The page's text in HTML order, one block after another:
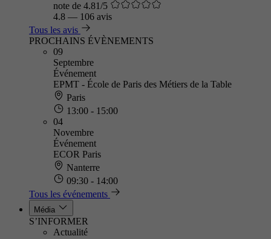
note de 4.81/5
4.8 — 106 avis
Tous les avis
PROCHAINS ÉVÈNEMENTS
09
Septembre
Événement
EPMT - École de Paris des Métiers de la Table
Paris
13:00 - 15:00
04
Novembre
Événement
ECOR Paris
Nanterre
09:30 - 14:00
Tous les événements
Média
S’INFORMER
Actualité